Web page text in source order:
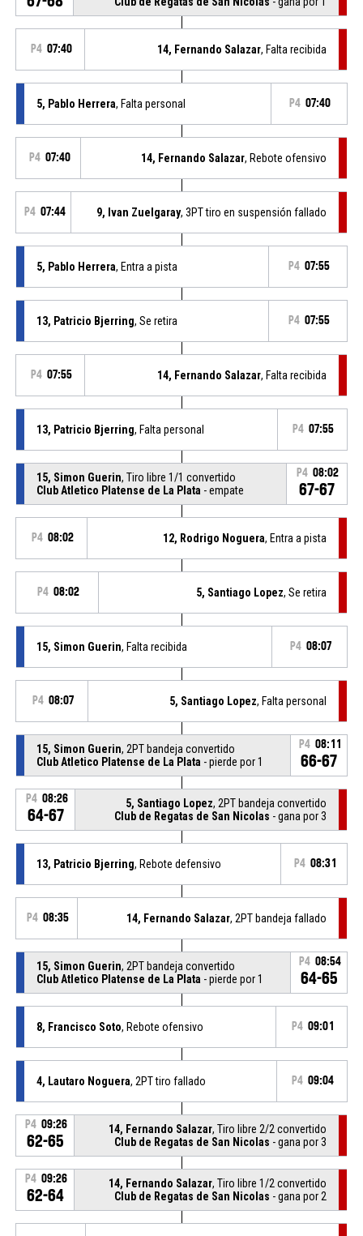
P4 07:40 14, Fernando Salazar, Falta recibida
5, Pablo Herrera, Falta personal P4 07:40
P4 07:40 14, Fernando Salazar, Rebote ofensivo
P4 07:44 9, Ivan Zuelgaray, 3PT tiro en suspensión fallado
5, Pablo Herrera, Entra a pista P4 07:55
13, Patricio Bjerring, Se retira P4 07:55
P4 07:55 14, Fernando Salazar, Falta recibida
13, Patricio Bjerring, Falta personal P4 07:55
15, Simon Guerin, Tiro libre 1/1 convertido
Club Atletico Platense de La Plata - empate
P4 08:02
67-67
P4 08:02 12, Rodrigo Noguera, Entra a pista
P4 08:02 5, Santiago Lopez, Se retira
15, Simon Guerin, Falta recibida P4 08:07
P4 08:07 5, Santiago Lopez, Falta personal
15, Simon Guerin, 2PT bandeja convertido
Club Atletico Platense de La Plata - pierde por 1
P4 08:11
66-67
P4 08:26
64-67
5, Santiago Lopez, 2PT bandeja convertido
Club de Regatas de San Nicolas - gana por 3
13, Patricio Bjerring, Rebote defensivo P4 08:31
P4 08:35 14, Fernando Salazar, 2PT bandeja fallado
15, Simon Guerin, 2PT bandeja convertido
Club Atletico Platense de La Plata - pierde por 1
P4 08:54
64-65
8, Francisco Soto, Rebote ofensivo P4 09:01
4, Lautaro Noguera, 2PT tiro fallado P4 09:04
P4 09:26
62-65
14, Fernando Salazar, Tiro libre 2/2 convertido
Club de Regatas de San Nicolas - gana por 3
P4 09:26
62-64
14, Fernando Salazar, Tiro libre 1/2 convertido
Club de Regatas de San Nicolas - gana por 2